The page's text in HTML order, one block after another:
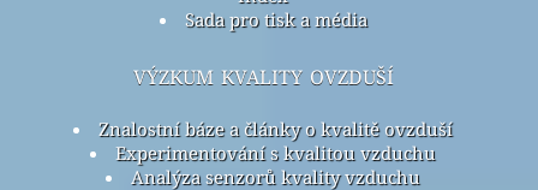
Sada pro tisk a média
výzkum kvality ovzduší
Znalostní báze a články o kvalitě ovzduší
Experimentování s kvalitou vzduchu
Analýza senzorů kvality vzduchu